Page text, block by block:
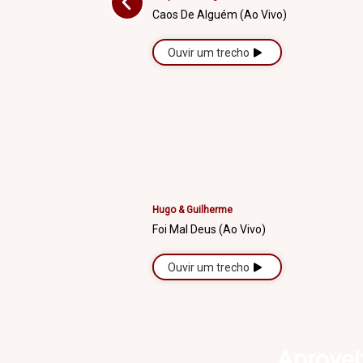
Caos De Alguém (Ao Vivo)
Ouvir um trecho
Hugo & Guilherme
Foi Mal Deus (Ao Vivo)
Ouvir um trecho